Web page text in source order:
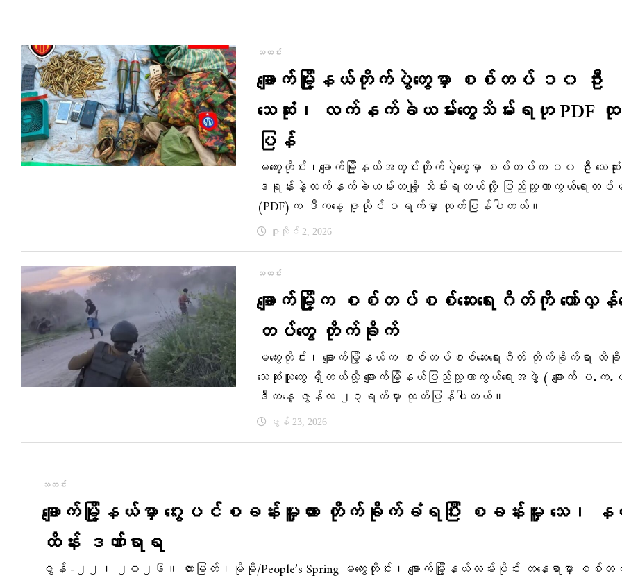
သတင်း
ချောက်မြို့နယ်တိုက်ပွဲတွေမှာ စစ်တပ် ၁၀ ဦး
သေဆုံး၊ လက်နက်ခဲယမ်းတွေသိမ်းရဟု PDF
ပြန်
မကွေးတိုင်း၊ချောက်မြို့နယ်အတွင်းတိုက်ပွဲတွေမှာ စစ်တပ်က ၁၀ ဦး သေဆုံးပ
ဒရုန်းနဲ့လက်နက်ခဲယမ်းတချို့ သိမ်းရတယ်လို့ ပြည်သူ့ကာကွယ်ရေးတပ်မ
(PDF)က ဒီကနေ့ ဇူလိုင် ၁ရက်မှာ ထုတ်ပြန်ပါတယ်။
ဇူလိုင် 2, 2026
သတင်း
ချောက်မြို့က စစ်တပ်စစ်ဆေးရေးဂိတ်ကို တော်လှန်ရ
တပ်တွေ တိုက်ခိုက်
မကွေးတိုင်း၊ ချောက်မြို့နယ်က စစ်တပ်စစ်ဆေးရေးဂိတ် တိုက်ခိုက်ရာ ထိ
သေဆုံးသူတွေ ရှိတယ်လို့ ချောက်မြို့နယ်ပြည်သူ့ကာကွယ်ရေးအဖွဲ့ ( ချောက် ပ.
ဒီကနေ့ ဇွန်လ ၂၃ရက်မှာ ထုတ်ပြန်ပါတယ်။
ဇွန် 23, 2026
သတင်း
ချောက်မြို့နယ်မှာ ဂွေးပင်စခန်းမှူးကား တိုက်ခိုက်ခံရပြီး စခန်းမှူး သေ၊
ထိန်း ဒဏ်ရာရ
ဇွန် -၂၂၊ ၂၀၂၆။ ထားမြတ်၊မိုမို/People’s Spring မကွေးတိုင်း၊ ချောက်မြို့နယ်လမ်းပိုင်း တနေရာမှာ စစ်